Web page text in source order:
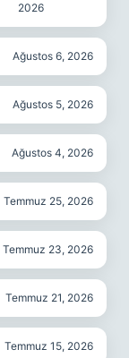
2026
Ağustos 6, 2026
Ağustos 5, 2026
Ağustos 4, 2026
Temmuz 25, 2026
Temmuz 23, 2026
Temmuz 21, 2026
Temmuz 15, 2026